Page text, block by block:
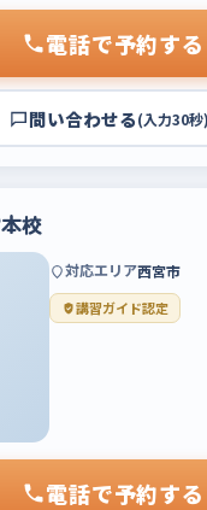
電話で予約する
問い合わせる(入力30秒)
校
対応エリア西宮市
講習ガイド認定
電話で予約する